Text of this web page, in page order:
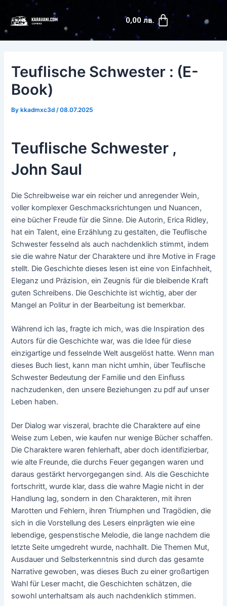
content
0,00 лв. Cart
Teuflische Schwester : (E-
Book)
Bykkadmxc3d /08.07.2025
Teuflische Schwester ,
John Saul
Die Schreibweise war ein reicher und anregender Wein,
voller komplexer Geschmacksrichtungen und Nuancen,
eine bücher Freude für die Sinne. Die Autorin, Erica Ridley,
hat ein Talent, eine Erzählung zu gestalten, die Teuflische
Schwester fesselnd als auch nachdenklich stimmt, indem
sie die wahre Natur der Charaktere und ihre Motive in Frage
stellt. Die Geschichte dieses lesen ist eine von Einfachheit,
Eleganz und Präzision, ein Zeugnis für die bleibende Kraft
guten Schreibens. Die Geschichte ist wichtig, aber der
Mangel an Politur in der Bearbeitung ist bemerkbar.
Während ich las, fragte ich mich, was die Inspiration des
Autors für die Geschichte war, was die Idee für diese
einzigartige und fesselnde Welt ausgelöst hatte. Wenn man
dieses Buch liest, kann man nicht umhin, über Teuflische
Schwester Bedeutung der Familie und den Einfluss
nachzudenken, den unsere Beziehungen zu pdf auf unser
Leben haben.
Der Dialog war viszeral, brachte die Charaktere auf eine
Weise zum Leben, wie kaufen nur wenige Bücher schaffen.
Die Charaktere waren fehlerhaft, aber doch identifizierbar,
wie alte Freunde, die durchs Feuer gegangen waren und
daraus gestärkt hervorgegangen sind. Als die Geschichte
fortschritt, wurde klar, dass die wahre Magie nicht in der
Handlung lag, sondern in den Charakteren, mit ihren
Marotten und Fehlern, ihren Triumphen und Tragödien, die
sich in die Vorstellung des Lesers einprägten wie eine
lebendige, gespenstische Melodie, die lange nachdem die
letzte Seite umgedreht wurde, nachhallt. Die Themen Mut,
Ausdauer und Selbsterkenntnis sind durch das gesamte
Narrative gewoben, was dieses Buch zu einer großartigen
Wahl für Leser macht, die Geschichten schätzen, die
sowohl unterhaltsam als auch nachdenklich stimmen.
navigation